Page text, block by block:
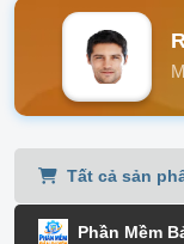
Tất cả sản
Phần Mềm